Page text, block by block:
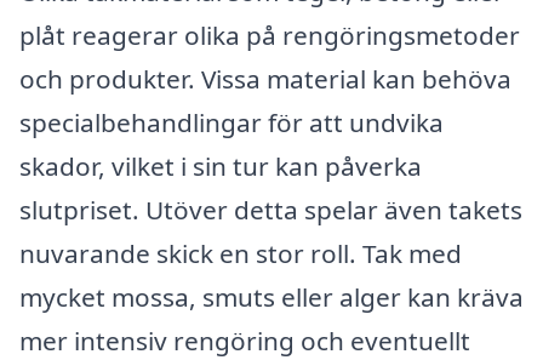
plåt reagerar olika på rengöringsmetoder
och produkter. Vissa material kan behöva
specialbehandlingar för att undvika
skador, vilket i sin tur kan påverka
slutpriset. Utöver detta spelar även takets
nuvarande skick en stor roll. Tak med
mycket mossa, smuts eller alger kan kräva
mer intensiv rengöring och eventuellt